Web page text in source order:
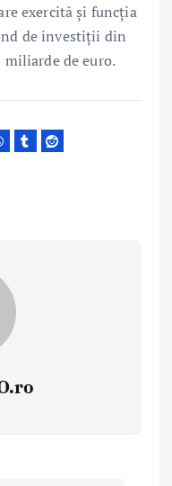
exercită și funcția
de investiții din
miliarde de euro.